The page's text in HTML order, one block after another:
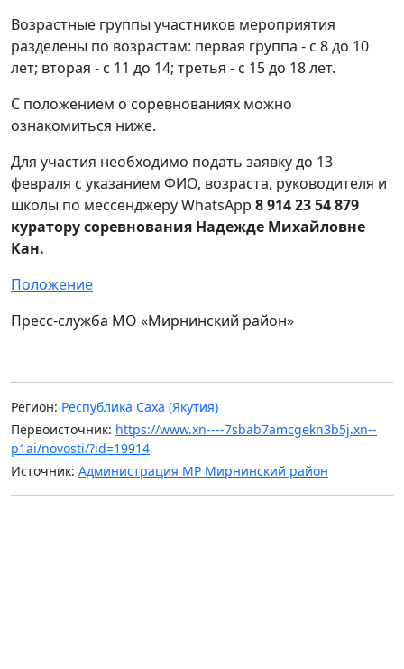
Возрастные группы участников мероприятия
разделены по возрастам: первая группа - с 8 до 10
лет; вторая - с 11 до 14; третья - с 15 до 18 лет.
С положением о соревнованиях можно
ознакомиться ниже.
Для участия необходимо подать заявку до 13
февраля с указанием ФИО, возраста, руководителя и
школы по мессенджеру WhatsApp 8 914 23 54 879
куратору соревнования Надежде Михайловне
Кан.
Положение
Пресс-служба МО «Мирнинский район»
Регион: Республика Саха (Якутия)
Первоисточник: https://www.xn----7sbab7amcgekn3b5j.xn--
p1ai/novosti/?id=19914
Источник: Администрация МР Мирнинский район